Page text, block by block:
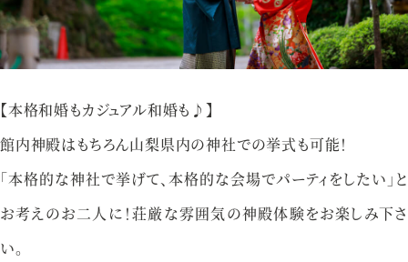
ご不明な点やご相談など、
お気軽にお問い合わせください
【本格和婚もカジュアル和婚も♪】
館内神殿はもちろん山梨県内の神社での挙式も可能！
「本格的な神社で挙げて、本格的な会場でパーティをしたい」と
お考えのお二人に！荘厳な雰囲気の神殿体験をお楽しみ下さ
い。